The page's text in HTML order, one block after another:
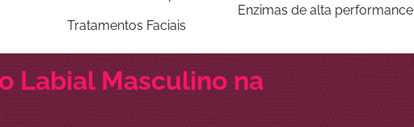
Tratamentos Faciais
Enzimas de alta performance
Labial Masculino na